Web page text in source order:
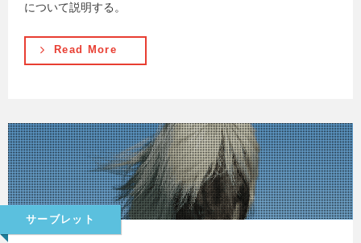
について説明する。
Read More
サーブレット